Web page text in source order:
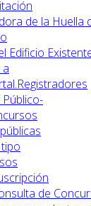
de la Huella
Edificio
de